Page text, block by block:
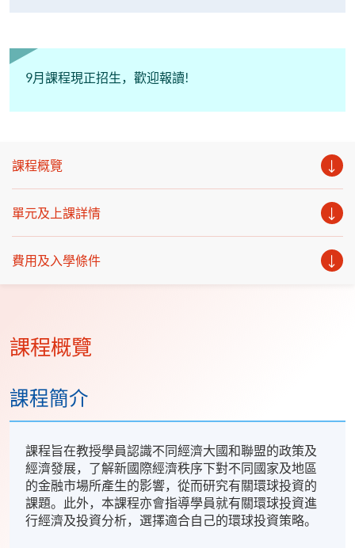
9月課程現正招生，歡迎報讀!
課程概覽
單元及上課詳情
費用及入學條件
課程概覽
課程簡介
課程旨在教授學員認識不同經濟大國和聯盟的政策及
經濟發展，了解新國際經濟秩序下對不同國家及地區
的金融市場所產生的影響，從而研究有關環球投資的
課題。此外，本課程亦會指導學員就有關環球投資進
行經濟及投資分析，選擇適合自己的環球投資策略。